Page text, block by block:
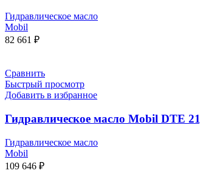
Гидравлическое масло
Mobil
82 661 ₽
Сравнить
Быстрый просмотр
Добавить в избранное
Гидравлическое масло Mobil DTE
Гидравлическое масло
Mobil
109 646 ₽